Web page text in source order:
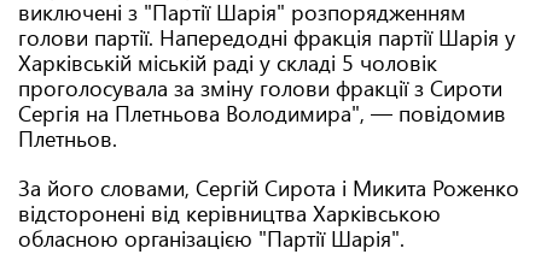
виключені з "Партії Шарія" розпорядженням
голови партії. Напередодні фракція партії Шарія у
Харківській міській раді у складі 5 чоловік
проголосувала за зміну голови фракції з Сироти
Сергія на Плетньова Володимира", — повідомив
Плетньов.
За його словами, Сергій Сирота і Микита Роженко
відсторонені від керівництва Харківською
обласною організацією "Партії Шарія".